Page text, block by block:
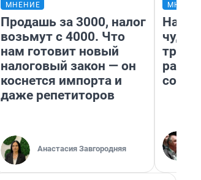
МНЕНИЕ
Продашь за 3000, налог
возьмут с 4000. Что
нам готовит новый
налоговый закон — он
коснется импорта и
даже репетиторов
Анастасия Завгородняя